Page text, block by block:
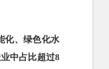
化、绿色化水
中占比超过8